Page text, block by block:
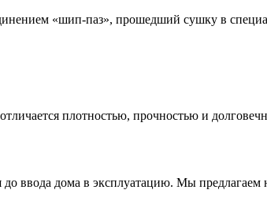
«шип-паз», прошедший сушку в
плотностью, прочностью и
дома в эксплуатацию. Мы предлагаем